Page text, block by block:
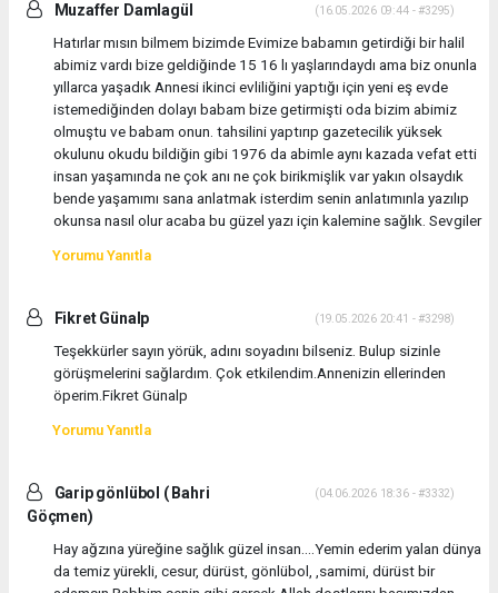
Muzaffer Damlagül (16.05.2026 09:44 - #3295)
Hatırlar mısın bilmem bizimde Evimize babamın getirdiği bir halil
abimiz vardı bize geldiğinde 15 16 lı yaşlarındaydı ama biz onunla
yıllarca yaşadık Annesi ikinci evliliğini yaptığı için yeni eş evde
istemediğinden dolayı babam bize getirmişti oda bizim abimiz
olmuştu ve babam onun. tahsilini yaptırıp gazetecilik yüksek
okulunu okudu bildiğin gibi 1976 da abimle aynı kazada vefat etti
insan yaşamında ne çok anı ne çok birikmişlik var yakın olsaydık
bende yaşamımı sana anlatmak isterdim senin anlatımınla yazılıp
okunsa nasıl olur acaba bu güzel yazı için kalemine sağlık. Sevgiler
Yorumu Yanıtla
Fikret Günalp (19.05.2026 20:41 - #3298)
Teşekkürler sayın yörük, adını soyadını bilseniz. Bulup sizinle
görüşmelerini sağlardım. Çok etkilendim.Annenizin ellerinden
öperim.Fikret Günalp
Yorumu Yanıtla
Garip gönlübol ( Bahri
Göçmen)
(04.06.2026 18:36 - #3332)
Hay ağzına yüreğine sağlık güzel insan....Yemin ederim yalan dünya
da temiz yürekli, cesur, dürüst, gönlübol, ,samimi, dürüst bir